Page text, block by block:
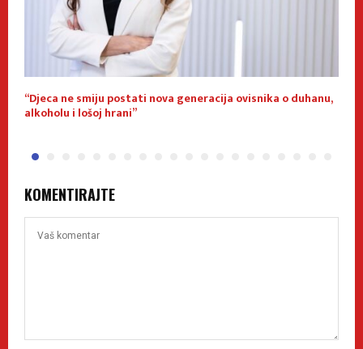
“Djeca ne smiju postati nova generacija ovisnika o duhanu,
alkoholu i lošoj hrani”
KOMENTIRAJTE